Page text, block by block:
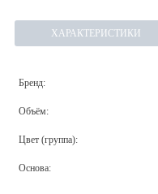
ХАРАКТЕРИСТИКИ
Бренд:
Объём:
Цвет (группа):
Основа: